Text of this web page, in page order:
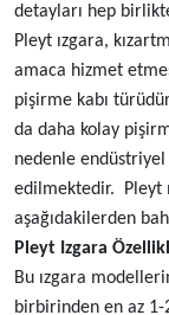
detayları hep
Pleyt ızgara,
amaca hizmet
pişirme kabı
da daha kolay
nedenle
edilmektedir. Pleyt
aşağıdakilerden
Pleyt Izgara
Bu ızgara
birbirinden en az 1-